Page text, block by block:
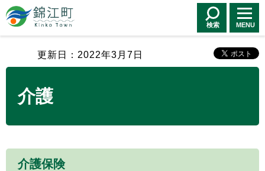
錦江町 Kinko
Town
検索 MENU
更新日：2022年3月7日
介護
介護保険